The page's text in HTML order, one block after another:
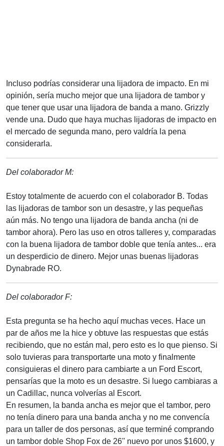
Incluso podrías considerar una lijadora de impacto. En mi
opinión, sería mucho mejor que una lijadora de tambor y
que tener que usar una lijadora de banda a mano. Grizzly
vende una. Dudo que haya muchas lijadoras de impacto en
el mercado de segunda mano, pero valdría la pena
considerarla.
Del colaborador M:
Estoy totalmente de acuerdo con el colaborador B. Todas
las lijadoras de tambor son un desastre, y las pequeñas
aún más. No tengo una lijadora de banda ancha (ni de
tambor ahora). Pero las uso en otros talleres y, comparadas
con la buena lijadora de tambor doble que tenía antes... era
un desperdicio de dinero. Mejor unas buenas lijadoras
Dynabrade RO.
Del colaborador F:
Esta pregunta se ha hecho aquí muchas veces. Hace un
par de años me la hice y obtuve las respuestas que estás
recibiendo, que no están mal, pero esto es lo que pienso. Si
solo tuvieras para transportarte una moto y finalmente
consiguieras el dinero para cambiarte a un Ford Escort,
pensarías que la moto es un desastre. Si luego cambiaras a
un Cadillac, nunca volverías al Escort.
En resumen, la banda ancha es mejor que el tambor, pero
no tenía dinero para una banda ancha y no me convencía
para un taller de dos personas, así que terminé comprando
un tambor doble Shop Fox de 26'' nuevo por unos $1600, y